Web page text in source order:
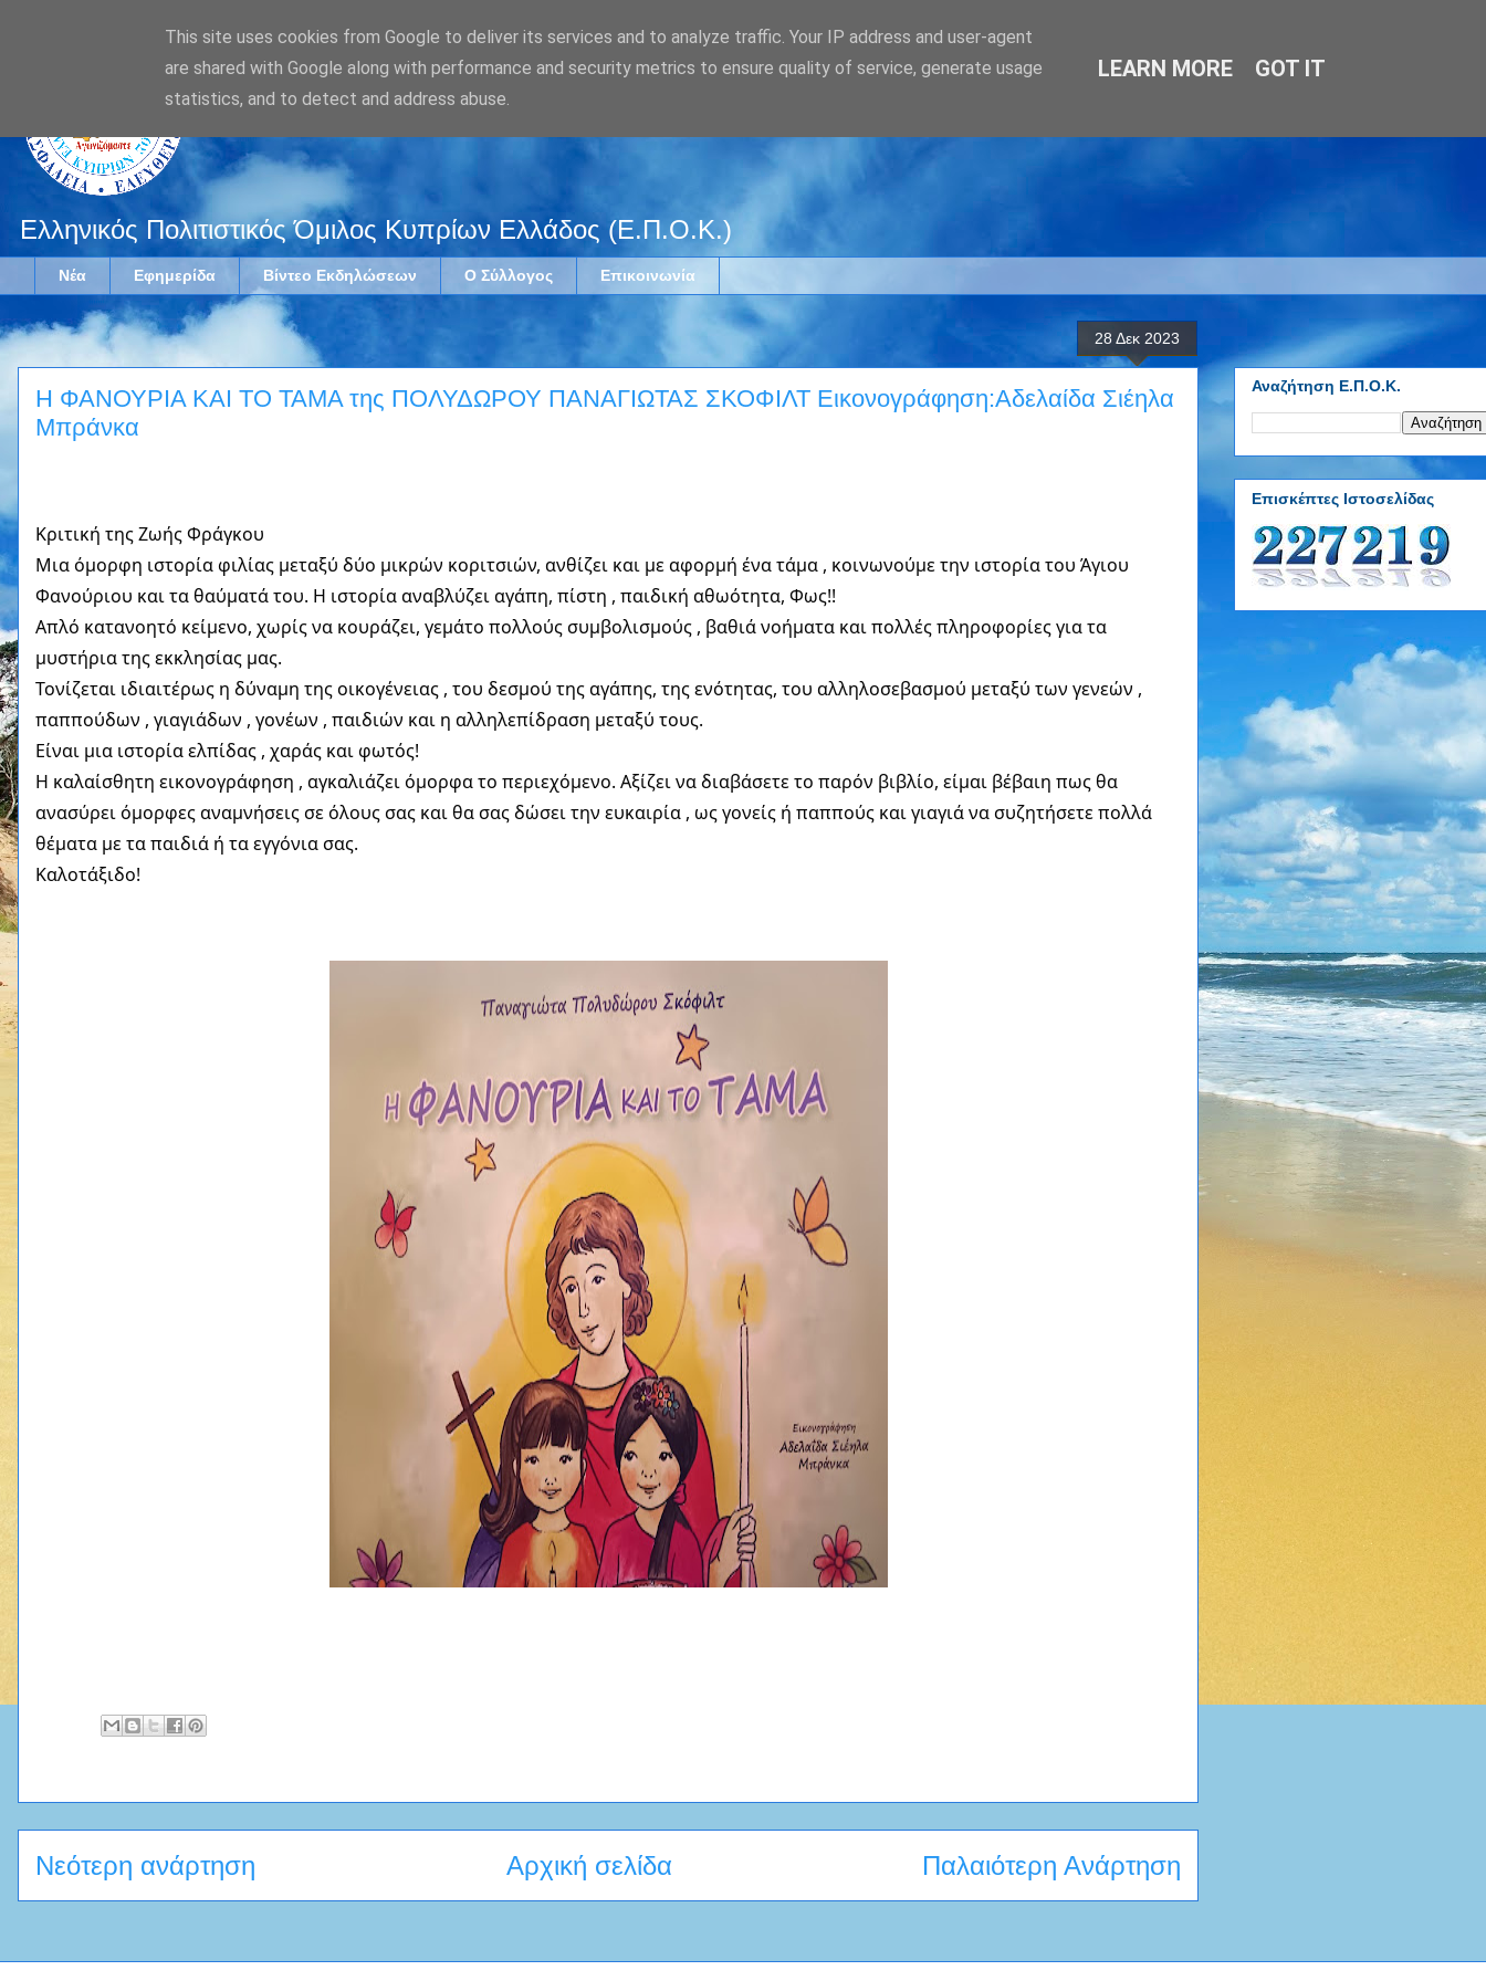
Ελληνικός Πολιτιστικός Όμιλος Κυπρίων Ελλάδος (Ε.Π.Ο.Κ.)
Νέα Εφημερίδα Βίντεο Εκδηλώσεων Ο Σύλλογος Επικοινωνία
28 Δεκ 2023
Η ΦΑΝΟΥΡΙΑ ΚΑΙ ΤΟ ΤΑΜΑ της ΠΟΛΥΔΩΡΟΥ ΠΑΝΑΓΙΩΤΑΣ ΣΚΟΦΙΛΤ Εικονογράφηση:Αδελαίδα Σιέηλα
Μπράνκα
Κριτική της Ζωής Φράγκου
Μιαόμορφη ιστορία φιλίας μεταξύ δύο μικρών κοριτσιών, ανθίζει και με αφορμή ένα τάμα , κοινωνούμε την ιστορία του Άγιου
Φανούριου και τα θαύματά του. Η ιστορία αναβλύζει αγάπη, πίστη , παιδική αθωότητα, Φως!!
Απλό κατανοητό κείμενο, χωρίς να κουράζει, γεμάτο πολλούς συμβολισμούς , βαθιά νοήματα και πολλές πληροφορίες για τα
μυστήρια της εκκλησίας μας.
Τονίζεται ιδιαιτέρως η δύναμη της οικογένειας , του δεσμού της αγάπης, της ενότητας, του αλληλοσεβασμού μεταξύ των γενεών ,
παππούδων , γιαγιάδων , γονέων , παιδιών και η αλληλεπίδραση μεταξύ τους.
Είναι μια ιστορία ελπίδας , χαράς και φωτός!
Η καλαίσθητη εικονογράφηση , αγκαλιάζει όμορφα το περιεχόμενο. Αξίζει να διαβάσετε το παρόν βιβλίο, είμαι βέβαιη πως θα
ανασύρει όμορφες αναμνήσεις σε όλους σας και θα σας δώσει την ευκαιρία , ως γονείς ή παππούς και γιαγιά να συζητήσετε πολλά
θέματα με τα παιδιά ή τα εγγόνια σας.
Καλοτάξιδο!
Νεότερη ανάρτηση Παλαιότερη Ανάρτηση
Αρχική σελίδα
Αναζήτηση Ε.Π.Ο.Κ.
Επισκέπτες Ιστοσελίδας
This site uses cookies from Google to deliver its services and to analyze traffic. Your IP address and user-agent
are shared with Google along with performance and security metrics to ensure quality of service, generate usage
statistics, and to detect and address abuse.
LEARN MORE GOT IT